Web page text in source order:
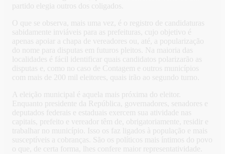
partido elegia outros dos coligados.
O que se observa, mais uma vez, é o registro de candidaturas
sabidamente inviáveis para as prefeituras, cujo objetivo é
apenas apoiar a chapa de vereadores ou, até, a popularização
do nome para disputas em futuros pleitos. Na maioria das
localidades é fácil identificar quais candidatos polarizarão as
disputas e, como no caso de Contagem e outros municípios
com mais de 200 mil eleitores, quais irão ao segundo turno.
A eleição municipal é aquela mais próxima do eleitor.
Enquanto presidente da República, governadores, senadores e
deputados federais e estaduais exercem sua atividade nas
capitais, prefeito e vereador têm de, obrigatoriamente, residir e
trabalhar no município. Isso os faz ligados à população e mais
susceptíveis a cobranças. São os políticos mais íntimos do povo
o que, de certa forma, lhes confere maior representatividade.